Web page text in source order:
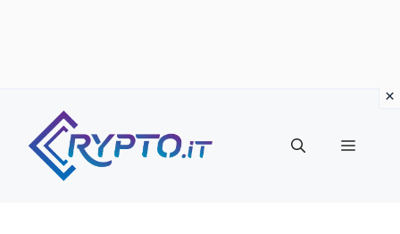
contenuto
Menu